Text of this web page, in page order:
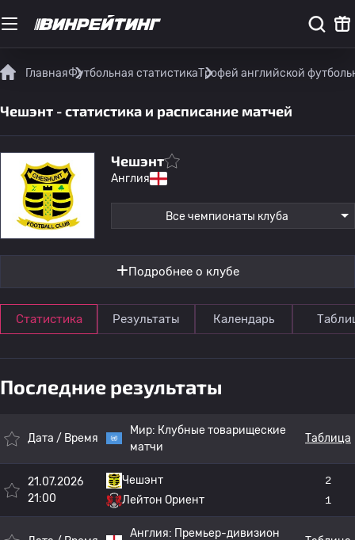
ГлавнаяФутбольная статистикаТрофей английской
Чешэнт - статистика и расписание матчей
Чешэнт
Англия
Все чемпионаты клуба
Подробнее о клубе
Статистика Результаты Календарь
Последние результаты
Дата / Время
Мир: Клубные товарищеские
матчи
Таблица
21.07.2026
21:00
Чешэнт
Лейтон Ориент
2
1
Англия: Премьер-дивизион